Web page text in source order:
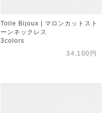
Toile Bijoux | マロンカットスト
ーンネックレス
3colors
34,100円